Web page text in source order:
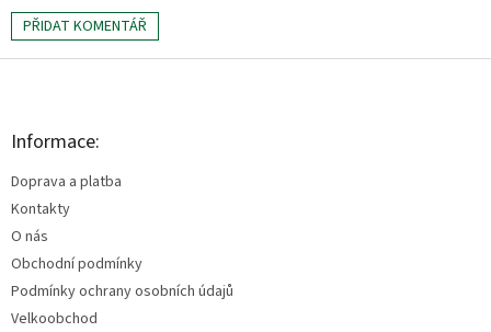
PŘIDAT KOMENTÁŘ
Z
Informace:
Doprava a platba
Kontakty
O nás
Obchodní podmínky
Podmínky ochrany osobních údajů
Velkoobchod